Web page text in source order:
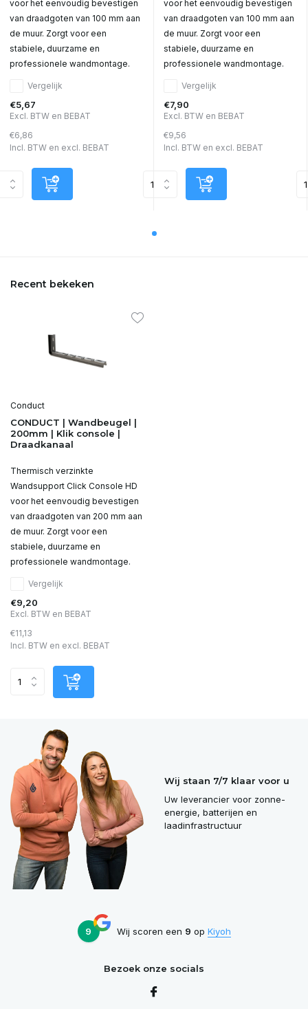
voor het eenvoudig bevestigen
van draadgoten van 100 mm aan
de muur. Zorgt voor een
stabiele, duurzame en
professionele wandmontage.
Vergelijk
€5,67
Excl. BTW en BEBAT
€6,86
Incl. BTW en excl. BEBAT
voor het eenvoudig bevestigen
van draadgoten van 100 mm aan
de muur. Zorgt voor een
stabiele, duurzame en
professionele wandmontage.
Vergelijk
€7,90
Excl. BTW en BEBAT
€9,56
Incl. BTW en excl. BEBAT
Recent bekeken
Conduct
CONDUCT | Wandbeugel |
200mm | Klik console |
Draadkanaal
Thermisch verzinkte
Wandsupport Click Console HD
voor het eenvoudig bevestigen
van draadgoten van 200 mm aan
de muur. Zorgt voor een
stabiele, duurzame en
professionele wandmontage.
Vergelijk
€9,20
Excl. BTW en BEBAT
€11,13
Incl. BTW en excl. BEBAT
Wij staan 7/7 klaar voor u
Uw leverancier voor zonne-
energie, batterijen en
laadinfrastructuur
9 Wij scoren een 9 op Kiyoh
Bezoek onze socials